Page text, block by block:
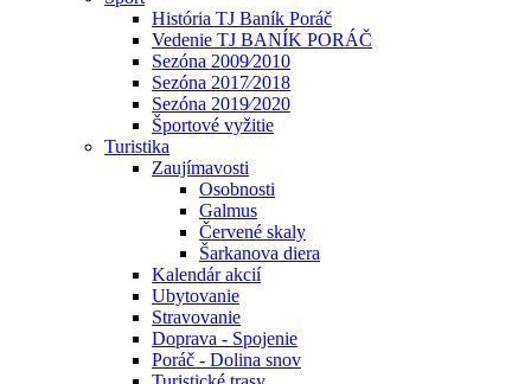
História TJ Baník Poráč
Vedenie TJ BANÍK PORÁČ
Sezóna 2009⁄2010
Sezóna 2017⁄2018
Sezóna 2019⁄2020
Športové vyžitie
Turistika
Zaujímavosti
Osobnosti
Galmus
Červené skaly
Šarkanova diera
Kalendár akcií
Ubytovanie
Stravovanie
Doprava - Spojenie
Poráč - Dolina snov